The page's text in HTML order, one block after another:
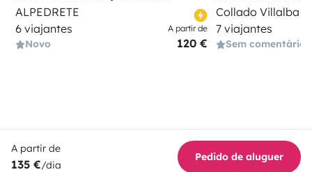
ALPEDRETE
6 viajantes
Novo
A partir de
120 €
Collado Villalba
7 viajantes
Sem comentários
A partir de
135 €/dia
Pedido de aluguer